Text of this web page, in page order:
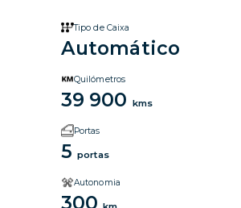
Tipo de Caixa
Automático
Quilómetros
39 900 kms
Portas
5portas
Autonomia
300